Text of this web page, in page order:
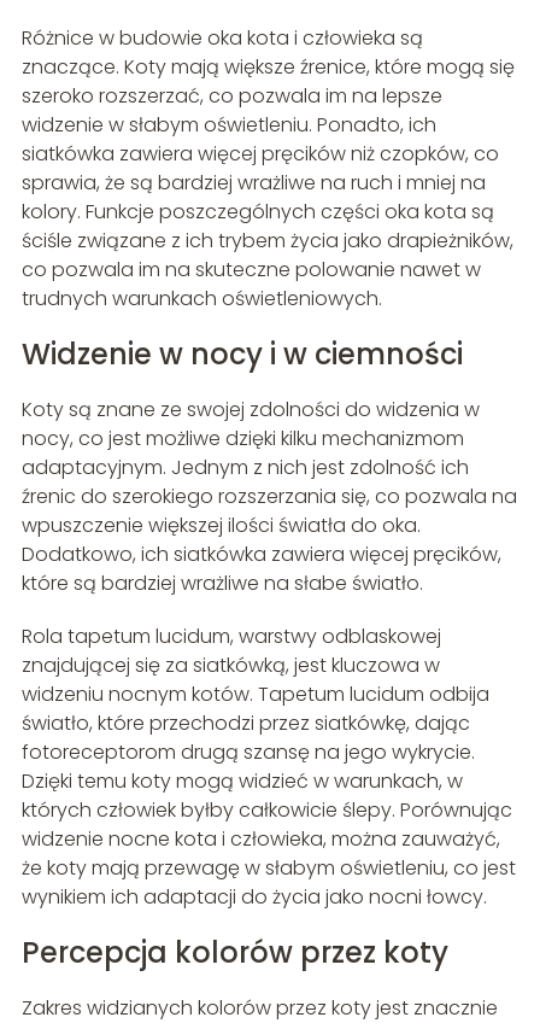
Różnice w budowie oka kota i człowieka są
znaczące. Koty mają większe źrenice, które mogą się
szeroko rozszerzać, co pozwala im na lepsze
widzenie w słabym oświetleniu. Ponadto, ich
siatkówka zawiera więcej pręcików niż czopków, co
sprawia, że są bardziej wrażliwe na ruch i mniej na
kolory. Funkcje poszczególnych części oka kota są
ściśle związane z ich trybem życia jako drapieżników,
co pozwala im na skuteczne polowanie nawet w
trudnych warunkach oświetleniowych.
Widzenie w nocy i w ciemności
Koty są znane ze swojej zdolności do widzenia w
nocy, co jest możliwe dzięki kilku mechanizmom
adaptacyjnym. Jednym z nich jest zdolność ich
źrenic do szerokiego rozszerzania się, co pozwala na
wpuszczenie większej ilości światła do oka.
Dodatkowo, ich siatkówka zawiera więcej pręcików,
które są bardziej wrażliwe na słabe światło.
Rola tapetum lucidum, warstwy odblaskowej
znajdującej się za siatkówką, jest kluczowa w
widzeniu nocnym kotów. Tapetum lucidum odbija
światło, które przechodzi przez siatkówkę, dając
fotoreceptorom drugą szansę na jego wykrycie.
Dzięki temu koty mogą widzieć w warunkach, w
których człowiek byłby całkowicie ślepy. Porównując
widzenie nocne kota i człowieka, można zauważyć,
że koty mają przewagę w słabym oświetleniu, co jest
wynikiem ich adaptacji do życia jako nocni łowcy.
Percepcja kolorów przez koty
Zakres widzianych kolorów przez koty jest znacznie